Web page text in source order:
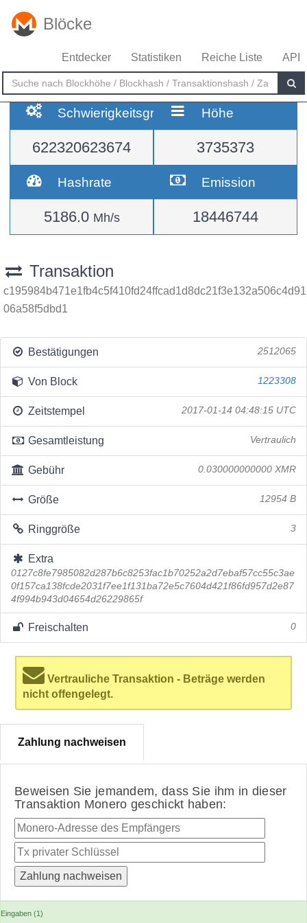
Blöcke
Entdecker Statistiken Reiche Liste API
Schwierigkeitsgrad
622320623674
Höhe
3735373
Hashrate
5186.0 Mh/s
Emission
18446744
Transaktion
c195984b471e1fb4c5f410fd24ffcad1d8dc21f3e132a506c4d91
06a58f5dbd1
Bestätigungen 2512065
Von Block 1223308
Zeitstempel 2017-01-14 04:48:15 UTC
Gesamtleistung Vertraulich
Gebühr 0.030000000000 XMR
Größe 12954 B
Ringgröße 3
Extra
0127c8fe7985082d287b6c8253fac1b70252a2d7ebaf57cc55c3ae
0f157ca138fcde2031f7ee1f131ba72e5c7604d421f86fd957d2e87
4f994b943d04654d26229865f
Freischalten 0
Vertrauliche Transaktion - Beträge werden
nicht offengelegt.
Zahlung nachweisen
Beweisen Sie jemandem, dass Sie ihm in dieser
Transaktion Monero geschickt haben:
Eingaben (1)